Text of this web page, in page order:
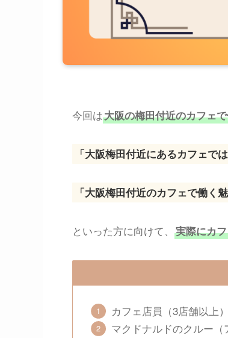
今回は大阪の梅田付近のカフェ
「大阪梅田付近にあるカフェで
「大阪梅田付近のカフェで働く
といった方に向けて、 実際にカ
カフェ店員（3店舗以上）
マクドナルドのクルー（